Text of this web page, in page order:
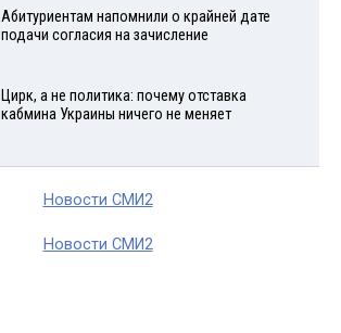
Абитуриентам напомнили о крайней дате
подачи согласия на зачисление
Цирк, а не политика: почему отставка
кабмина Украины ничего не меняет
Новости СМИ2
Новости СМИ2